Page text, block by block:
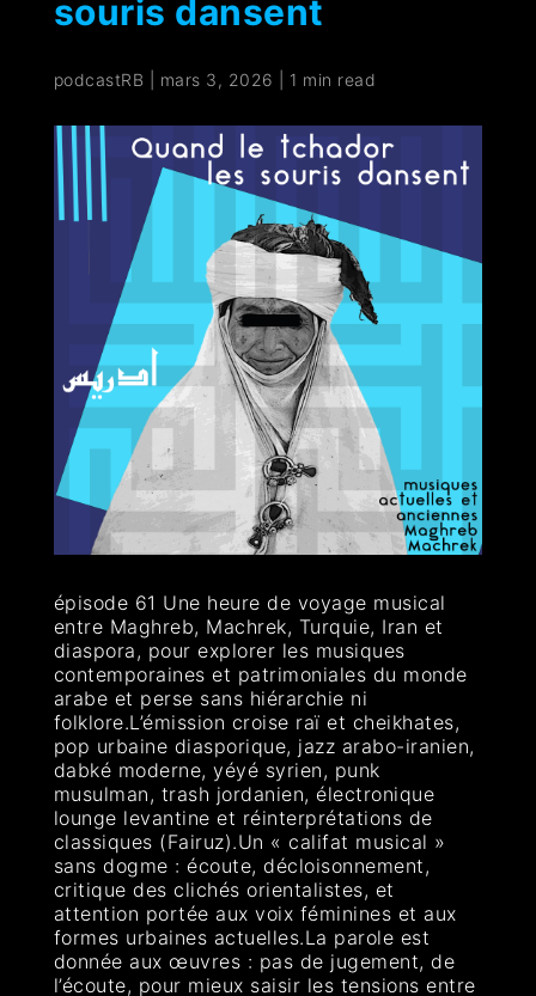
souris dansent
podcastRB mars 3, 2026 1 min read
épisode 61 Une heure de voyage musical
entre Maghreb, Machrek, Turquie, Iran et
diaspora, pour explorer les musiques
contemporaines et patrimoniales du monde
arabe et perse sans hiérarchie ni
folklore.L’émission croise raï et cheikhates,
pop urbaine diasporique, jazz arabo-iranien,
dabké moderne, yéyé syrien, punk
musulman, trash jordanien, électronique
lounge levantine et réinterprétations de
classiques (Fairuz).Un « califat musical »
sans dogme : écoute, décloisonnement,
critique des clichés orientalistes, et
attention portée aux voix féminines et aux
formes urbaines actuelles.La parole est
donnée aux œuvres : pas de jugement, de
l’écoute, pour mieux saisir les tensions entre